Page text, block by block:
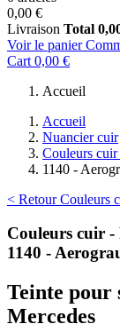
0,00 €
Livraison Total
Voir le panier
Cart 0,00 €
Accueil
Accueil
Nuancier cuir
Couleurs
1140 -
< Retour Couleurs
Couleurs cuir -
1140 -
Teinte pour
Mercedes